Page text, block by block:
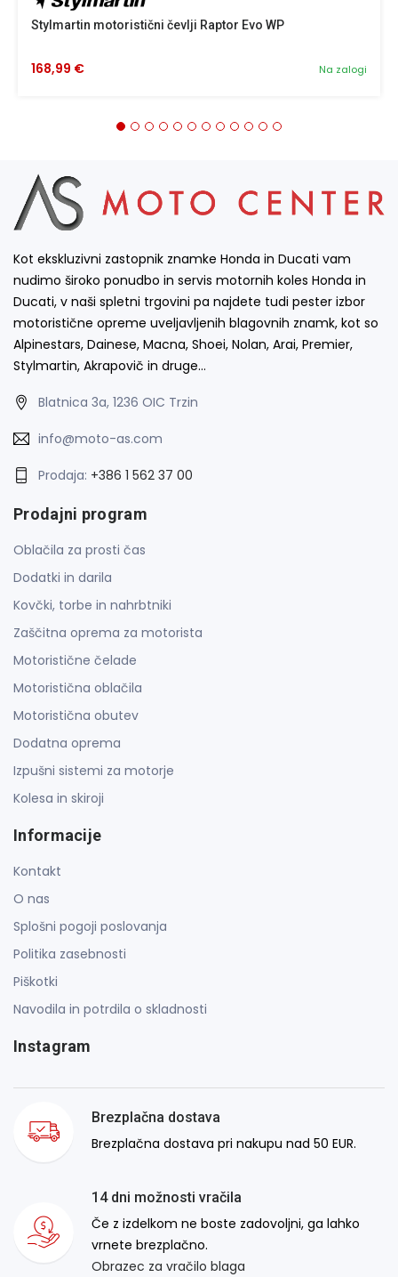
Stylmartin motoristični čevlji Raptor Evo WP
Na zalogi
168,99 €
Kot ekskluzivni zastopnik znamke Honda in Ducati vam
nudimo široko ponudbo in servis motornih koles Honda in
Ducati, v naši spletni trgovini pa najdete tudi pester izbor
motoristične opreme uveljavljenih blagovnih znamk, kot so
Alpinestars, Dainese, Macna, Shoei, Nolan, Arai, Premier,
Stylmartin, Akrapovič in druge…
Blatnica 3a, 1236 OIC Trzin
info@moto-as.com
Prodaja: +386 1 562 37 00
Prodajni program
Oblačila za prosti čas
Dodatki in darila
Kovčki, torbe in nahrbtniki
Zaščitna oprema za motorista
Motoristične čelade
Motoristična oblačila
Motoristična obutev
Dodatna oprema
Izpušni sistemi za motorje
Kolesa in skiroji
Informacije
Kontakt
O nas
Splošni pogoji poslovanja
Politika zasebnosti
Piškotki
Navodila in potrdila o skladnosti
Instagram
Brezplačna dostava
Brezplačna dostava pri nakupu nad 50 EUR.
14 dni možnosti vračila
Če z izdelkom ne boste zadovoljni, ga lahko
vrnete brezplačno.
Obrazec za vračilo blaga